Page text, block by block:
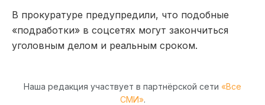
В прокуратуре предупредили, что подобные
«подработки» в соцсетях могут закончиться
уголовным делом и реальным сроком.
Наша редакция участвует в партнёрской сети «Все
СМИ».